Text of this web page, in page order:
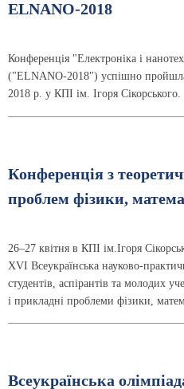
ELNANO-2018
Конференція "Електроніка і
("ELNANO-2018") успішно
2018 р. у КПІ ім. Ігоря Сікорського.
Конференція з
проблем фізики,
26–27 квітня в КПІ ім.Ігоря
XVІ Всеукраїнська науково-
студентів, аспірантів та молодих
і прикладні проблеми фізики,
Всеукраїнська